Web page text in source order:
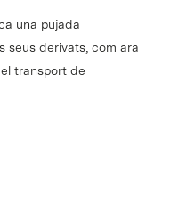
una pujada
seus derivats, com ara
transport de